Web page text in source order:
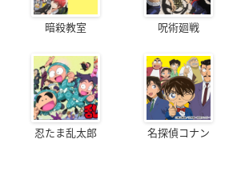
暗殺教室 呪術廻戦
忍たま乱太郎 名探偵コナン